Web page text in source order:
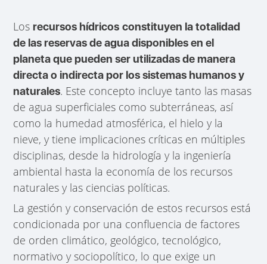
Losrecursos hídricos constituyen la totalidad
de las reservas de agua disponibles en el
planeta que pueden ser utilizadas de manera
directa o indirecta por los sistemas humanos y
naturales. Este concepto incluye tanto las masas
de agua superficiales como subterráneas, así
como la humedad atmosférica, el hielo y la
nieve, y tiene implicaciones críticas en múltiples
disciplinas, desde la hidrología y la ingeniería
ambiental hasta la economía de los recursos
naturales y las ciencias políticas.
La gestión y conservación de estos recursos está
condicionada por una confluencia de factores
de orden climático, geológico, tecnológico,
normativo y sociopolítico, lo que exige un